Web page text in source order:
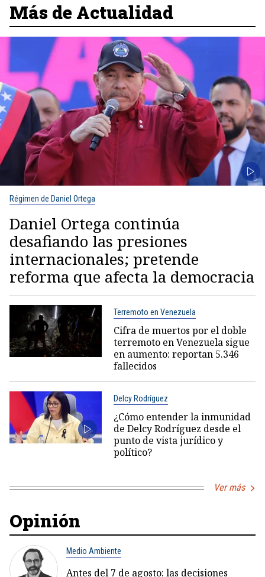
Más de Actualidad
Régimen de Daniel Ortega
Daniel Ortega continúa
desafiando las presiones
internacionales; pretende
reforma que afecta la democracia
Terremoto en Venezuela
Cifra de muertos por el doble
terremoto en Venezuela sigue
en aumento: reportan 5.346
fallecidos
Delcy Rodríguez
¿Cómo entender la inmunidad
de Delcy Rodríguez desde el
punto de vista jurídico y
político?
Ver más
Opinión
Medio Ambiente
Antes del 7 de agosto: las decisiones